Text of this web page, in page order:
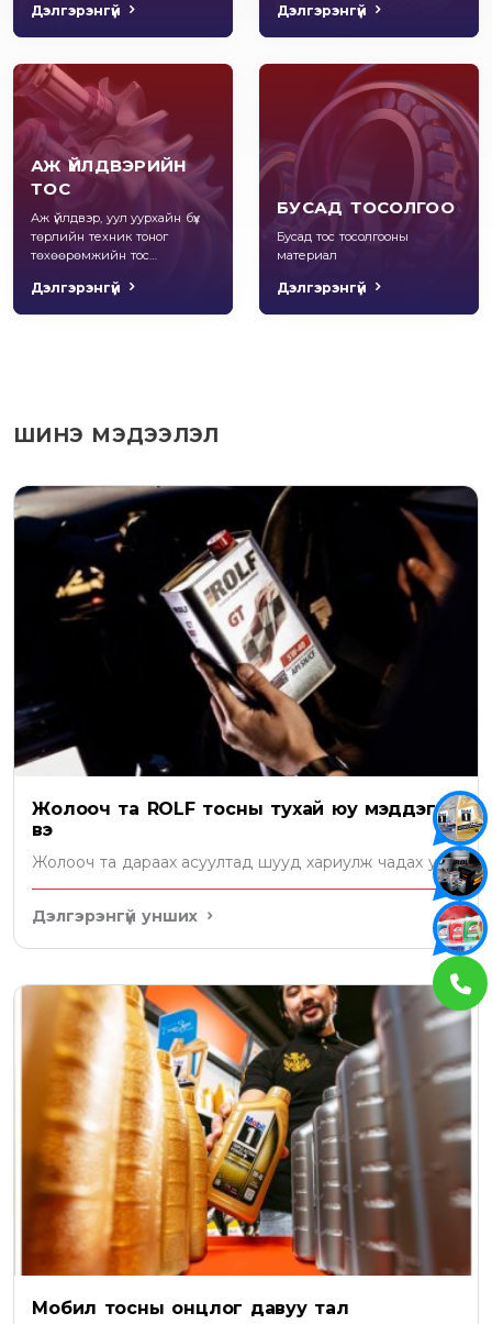
Дэлгэрэнгүй Дэлгэрэнгүй
АЖ ҮЙЛДВЭРИЙН
ТОС
Аж үйлдвэр, уул уурхайн бүх
төрлийн техник тоног
төхөөрөмжийн тос
Дэлгэрэнгүй
БУСАД ТОСОЛГОО
Бусад тос тосолгооны
материал
Дэлгэрэнгүй
ШИНЭ МЭДЭЭЛЭЛ
Жолооч та ROLF тосны тухай юу мэддэг
вэ
Жолооч та дараах асуултад шууд хариулж чадах уу?
Дэлгэрэнгүй унших
Мобил тосны онцлог давуу тал